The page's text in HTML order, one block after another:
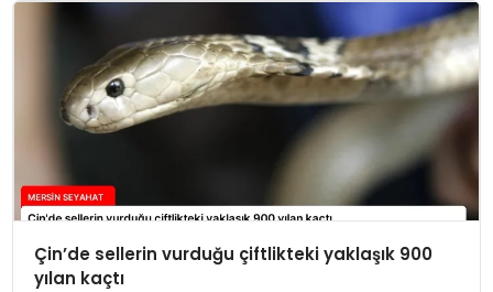
Çin’de sellerin vurduğu çiftlikteki yaklaşık 900
yılan kaçtı